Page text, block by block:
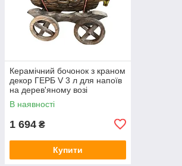
Керамічний бочонок з краном
декор ГЕРБ V 3 л для напоїв
на дерев'яному возі
В наявності
1 694 ₴
Купити